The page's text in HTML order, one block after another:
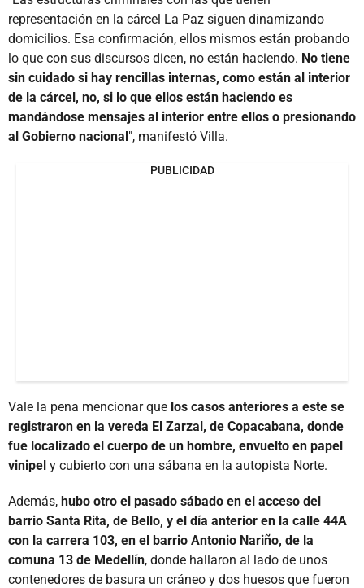
representación en la cárcel La Paz siguen dinamizando
domicilios. Esa confirmación, ellos mismos están probando
lo que con sus discursos dicen, no están haciendo. No tiene
sin cuidado si hay rencillas internas, como están al interior
de la cárcel, no, si lo que ellos están haciendo es
mandándose mensajes al interior entre ellos o presionando
al Gobierno nacional", manifestó Villa.
PUBLICIDAD
Vale la pena mencionar que los casos anteriores a este se
registraron en la vereda El Zarzal, de Copacabana, donde
fue localizado el cuerpo de un hombre, envuelto en papel
vinipel y cubierto con una sábana en la autopista Norte.
Además, hubo otro el pasado sábado en el acceso del
barrio Santa Rita, de Bello, y el día anterior en la calle 44A
con la carrera 103, en el barrio Antonio Nariño, de la
comuna 13 de Medellín, donde hallaron al lado de unos
contenedores de basura un cráneo y dos huesos que fueron